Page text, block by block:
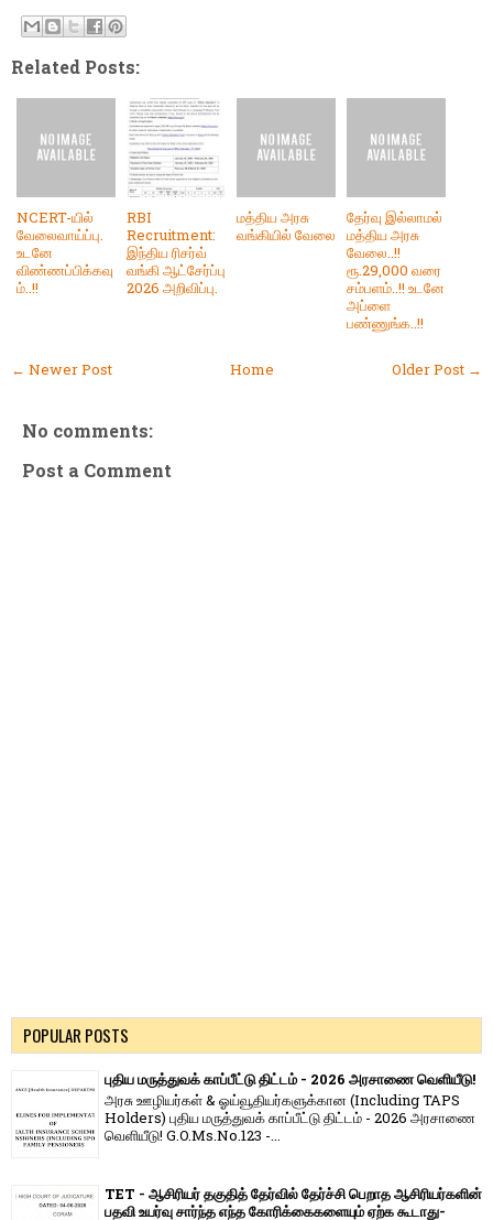
Related Posts:
NCERT-யில்
வேலைவாய்ப்பு.
உடனே
விண்ணப்பிக்கவு
ம்..!!
RBI
Recruitment:
இந்திய ரிசர்வ்
வங்கி ஆட்சேர்ப்பு
2026 அறிவிப்பு.
மத்திய அரசு
வங்கியில் வேலை
தேர்வு இல்லாமல்
மத்திய அரசு
வேலை..!!
ரூ.29,000 வரை
சம்பளம்..!! உடனே
அப்ளை
பண்ணுங்க..!!
← Newer Post Older Post →
Home
No comments:
Post a Comment
POPULAR POSTS
புதிய மருத்துவக் காப்பீட்டு திட்டம் - 2026 அரசாணை வெளியீடு!
அரசு ஊழியர்கள் & ஓய்வூதியர்களுக்கான (Including TAPS
Holders) புதிய மருத்துவக் காப்பீட்டு திட்டம் - 2026 அரசாணை
வெளியீடு! G.O.Ms.No.123 -...
TET - ஆசிரியர் தகுதித் தேர்வில் தேர்ச்சி பெறாத ஆசிரியர்களின்
பதவி உயர்வு சார்ந்த எந்த கோரிக்கைகளையும் ஏற்க கூடாது-